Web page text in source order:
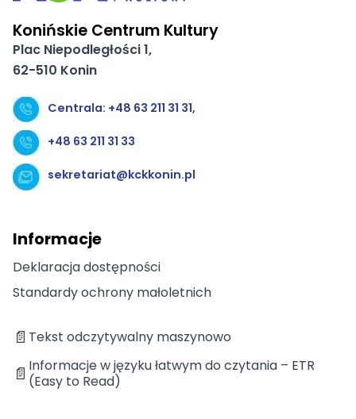
Konińskie Centrum Kultury
Plac Niepodległości 1,
62-510 Konin
Centrala: +48 63 211 31 31,
+48 63 211 31 33
sekretariat@kckkonin.pl
Informacje
Deklaracja dostępności
Standardy ochrony małoletnich
📄 Tekst odczytywalny maszynowo
📄 Informacje w języku łatwym do czytania – ETR
(Easy to Read)